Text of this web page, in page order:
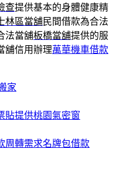
查提供基本的身體健康精
林區當舖民間借款為合法
法當舖板橋當舖提供的服
舖信用辦理萬華機車借款
家
貼提供桃園氣密窗
周轉需求名牌包借款